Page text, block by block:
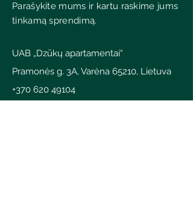
Parašykite mums ir kartu raskime jums
tinkamą sprendimą.
UAB „Dzūkų apartamentai“
Pramonės g. 3A, Varėna 65210, Lietuva
+370 620 49104